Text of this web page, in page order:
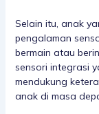
Selain itu, anak
pengalaman
bermain atau
sensori integrasi
mendukung
anak di masa